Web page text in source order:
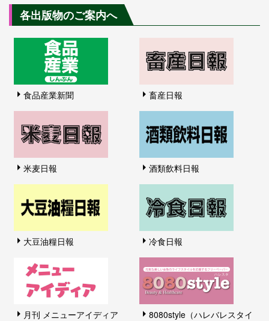
各出版物のご案内へ
食品産業新聞 畜産日報
米麦日報 酒類飲料日報
大豆油糧日報 冷食日報
月刊 メニューアイディア
8080style（ハレバレスタイ